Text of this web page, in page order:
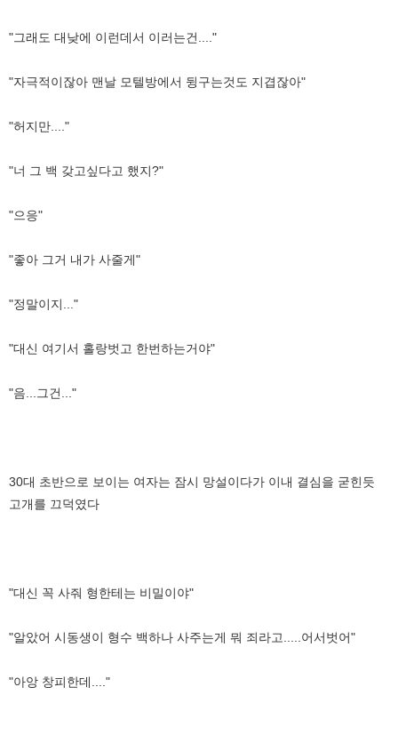
"그래도 대낮에 이런데서 이러는건...."
"자극적이잖아 맨날 모텔방에서 뒹구는것도 지겹잖아"
"허지만...."
"너 그 백 갖고싶다고 했지?"
"으응"
"좋아 그거 내가 사줄게"
"정말이지..."
"대신 여기서 홀랑벗고 한번하는거야"
"음...그건..."
30대 초반으로 보이는 여자는 잠시 망설이다가 이내 결심을 굳힌듯
고개를 끄덕였다
"대신 꼭 사줘 형한테는 비밀이야"
"알았어 시동생이 형수 백하나 사주는게 뭐 죄라고.....어서벗어"
"아앙 창피한데...."